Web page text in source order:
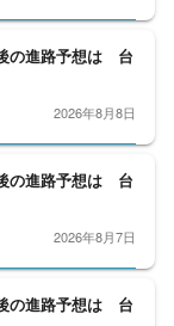
の進路予想は 台
2026年8月8日
の進路予想は 台
2026年8月7日
の進路予想は 台